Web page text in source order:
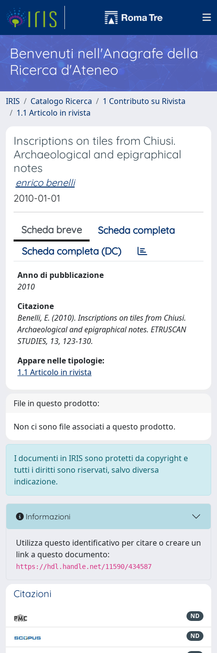
Benvenuti nell'Anagrafe della
Ricerca d'Ateneo
IRIS Catalogo Ricerca
1 Contributo su Rivista
1.1 Articolo in rivista
Inscriptions on tiles from Chiusi.
Archaeological and epigraphical
notes
enrico benelli
2010-01-01
Scheda breve
Scheda completa
Scheda completa (DC)
Anno di pubblicazione
2010
Citazione
Benelli, E. (2010). Inscriptions on tiles from Chiusi.
Archaeological and epigraphical notes. ETRUSCAN
STUDIES, 13, 123-130.
Appare nelle tipologie:
1.1 Articolo in rivista
File in questo prodotto:
Non ci sono file associati a questo prodotto.
I documenti in IRIS sono protetti da copyright e
tutti i diritti sono riservati, salvo diversa
indicazione.
Informazioni
Utilizza questo identificativo per citare o creare un
link a questo documento:
https://hdl.handle.net/11590/434587
Citazioni
ND
ND